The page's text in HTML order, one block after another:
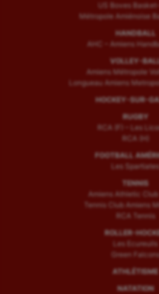
US Boves
Métropole Amiénoise
HANDBALL
AHC – Amiens
VOLLEY-
Amiens Métropole
Longueau Amiens
HOCKEY-SUR-
RUGBY
RCA (F) – Les
RCA (H)
FOOTBALL
Les Spartiates
TENNIS
Amiens Athletic
Tennis Club Amiens
RCA Tennis
ROLLER-
Les Ecureuils
Green Falcons
ATHLÉTISME
NATATION